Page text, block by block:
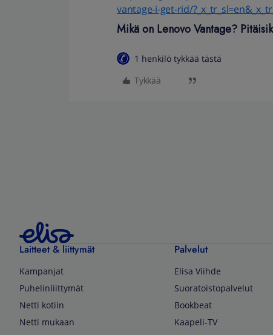
vantage-i-get-rid/
Mikä on Lenovo Vantage?
1 henkilö tykkää tästä
Tykkää
Laitteet & liittymät
Kampanjat
Puhelinliittymät
Netti kotiin
Netti mukaan
Palvelut
Elisa Viihde
Suoratoistopalvelut
Bookbeat
Kaapeli-TV